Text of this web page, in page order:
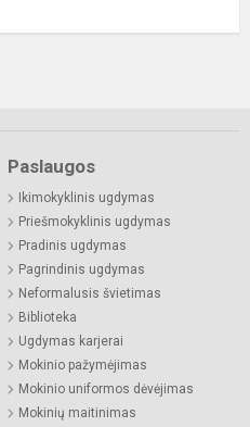
Paslaugos
Ikimokyklinis ugdymas
Priešmokyklinis ugdymas
Pradinis ugdymas
Pagrindinis ugdymas
Neformalusis švietimas
Biblioteka
Ugdymas karjerai
Mokinio pažymėjimas
Mokinio uniformos dėvėjimas
Mokinių maitinimas